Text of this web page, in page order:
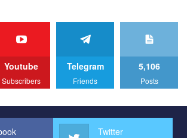
support and ask to help us implement our plan
is to press "Like" below the video.
ролик от команды "Гей-альянс
программу развития организации.
Youtube
Subscribers
Telegram
Friends
5,106
Posts
Twitter